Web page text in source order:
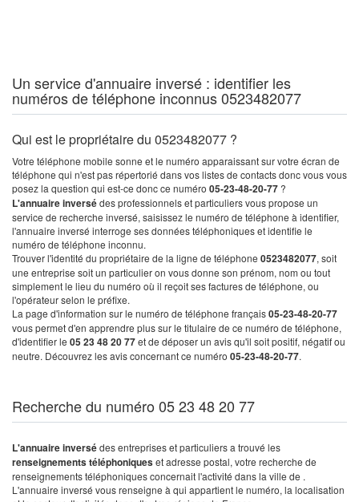
Un service d'annuaire inversé : identifier les
numéros de téléphone inconnus 0523482077
Qui est le propriétaire du 0523482077 ?
Votre téléphone mobile sonne et le numéro apparaissant sur votre écran de
téléphone qui n'est pas répertorié dans vos listes de contacts donc vous vous
posez la question qui est-ce donc ce numéro 05-23-48-20-77 ?
L'annuaire inversédes professionnels et particuliers vous propose un
service de recherche inversé, saisissez le numéro de téléphone à identifier,
l'annuaire inversé interroge ses données téléphoniques et identifie le
numéro de téléphone inconnu.
Trouver l'identité du propriétaire de la ligne de téléphone 0523482077, soit
une entreprise soit un particulier on vous donne son prénom, nom ou tout
simplement le lieu du numéro où il reçoit ses factures de téléphone, ou
l'opérateur selon le préfixe.
La page d'information sur le numéro de téléphone français05-23-48-20-77
vous permet d'en apprendre plus sur le titulaire de ce numéro de téléphone,
d'identifier le 05 23 48 20 77et de déposer un avis qu'il soit positif, négatif ou
neutre. Découvrez les avis concernant ce numéro 05-23-48-20-77.
Recherche du numéro 05 23 48 20 77
L'annuaire inversédes entreprises et particuliers a trouvé les
renseignements téléphoniqueset adresse postal, votre recherche de
renseignements téléphoniques concernait l'activité dans la ville de .
L'annuaire inversé vous renseigne à qui appartient le numéro, la localisation